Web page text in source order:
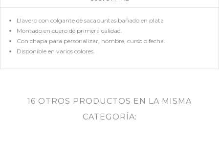
Llavero con colgante de sacapuntas bañado en plata
Montado en cuero de primera calidad.
Con chapa para personalizar, nombre, curso o fecha.
Disponible en varios colores.
16 OTROS PRODUCTOS EN LA MISMA
CATEGORÍA: